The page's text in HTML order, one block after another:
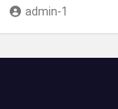
admin-1